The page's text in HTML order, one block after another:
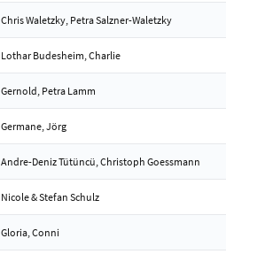
Chris Waletzky, Petra Salzner-Waletzky
Lothar Budesheim, Charlie
Gernold, Petra Lamm
Germane, Jörg
Andre-Deniz Tütüncü, Christoph Goessmann
Nicole & Stefan Schulz
Gloria, Conni